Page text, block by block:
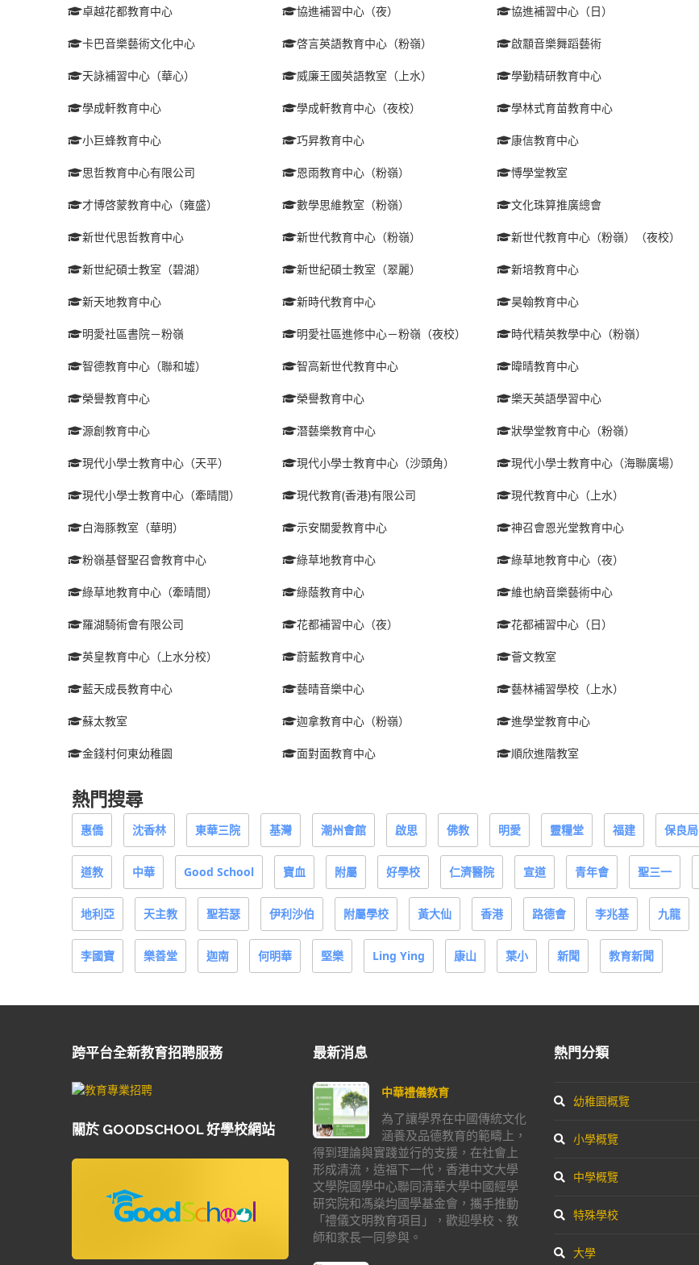
卓越花都教育中心 協進補習中心（夜） 協進補習中心（日）
卡巴音樂藝術文化中心 啓言英語教育中心（粉嶺） 啟顬音樂舞蹈藝術
天詠補習中心（華心） 威廉王國英語教室（上水） 學勤精研教育中心
學成軒教育中心 學成軒教育中心（夜校） 學林式育苗教育中心
小巨蜂教育中心 巧昇教育中心 康信教育中心
思哲教育中心有限公司 恩雨教育中心（粉嶺） 愽學堂教室
才博啓蒙教育中心（雍盛） 數學思維教室（粉嶺） 文化珠算推廣總會
新世代思哲教育中心 新世代教育中心（粉嶺） 新世代教育中心（粉嶺）（夜校）
新世紀碩士教室（碧湖） 新世紀碩士教室（翠麗） 新培教育中心
新天地教育中心 新時代教育中心 昊翰教育中心
明愛社區書院－粉嶺 明愛社區進修中心－粉嶺（夜校） 時代精英教學中心（粉嶺）
智德教育中心（聯和墟） 智高新世代教育中心 暐晴教育中心
榮譽教育中心 榮譽教育中心 樂天英語學習中心
源創教育中心 潛藝樂教育中心 狀學堂教育中心（粉嶺）
現代小學士教育中心（天平） 現代小學士教育中心（沙頭角） 現代小學士教育中心（海聯廣場）
現代小學士教育中心（牽晴間） 現代教育(香港)有限公司 現代教育中心（上水）
白海豚教室（華明） 示安關愛教育中心 神召會恩光堂教育中心
粉嶺基督聖召會教育中心 綠草地教育中心 綠草地教育中心（夜）
綠草地教育中心（牽晴間） 綠蔭教育中心 維也納音樂藝術中心
羅湖騎術會有限公司 花都補習中心（夜） 花都補習中心（日）
英皇教育中心（上水分校） 蔚藍教育中心 薈文教室
藍天成長教育中心 藝晴音樂中心 藝林補習學校（上水）
蘇太教室 迦拿教育中心（粉嶺） 進學堂教育中心
金錢村何東幼稚園 面對面教育中心 順欣進階教室
熱門搜尋
惠僑 沈香林 東華三院 基灣 潮州會館 啟思 佛教 明愛 靈糧堂 福建 保良局
道教 中華 Good School 寶血 附屬 好學校 仁濟醫院 宣道 青年會 聖三一
地利亞 天主教 聖若瑟 伊利沙伯 附屬學校 黃大仙 香港 路德會 李兆基 九龍
李國寶 樂善堂 迦南 何明華 堅樂 Ling Ying 康山 葉小 新聞 教育新聞
跨平台全新教育招聘服務
關於 GOODSCHOOL 好學校網站
最新消息
中華禮儀教育
為了讓學界在中國傳統文化
涵養及品德教育的範疇上，
得到理論與實踐並行的支援，在社會上
形成清流，造福下一代，香港中文大學
文學院國學中心聯同清華大學中國經學
研究院和馮燊均國學基金會，攜手推動
「禮儀文明教育項目」，歡迎學校、教
師和家長一同參與。
熱門分類
幼稚園概覽
小學概覽
中學概覽
特殊學校
大學